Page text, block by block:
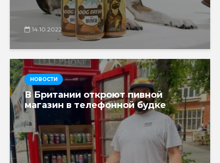
14.10.2022
НОВОСТИ
В Британии откроют пивной
магазин в телефонной будке